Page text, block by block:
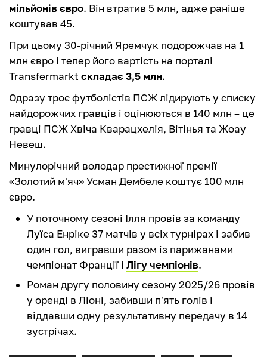
мільйонів євро. Він втратив 5 млн, адже раніше
коштував 45.
При цьому 30-річний Яремчук подорожчав на 1
млн євро і тепер його вартість на порталі
Transfermarkt складає 3,5 млн.
Одразу троє футболістів ПСЖ лідирують у списку
найдорожчих гравців і оцінюються в 140 млн – це
гравці ПСЖ Хвіча Кварацхелія, Вітінья та Жоау
Невеш.
Минулорічний володар престижної премії
«Золотий м'яч» Усман Дембеле коштує 100 млн
євро.
У поточному сезоні Ілля провів за команду
Луїса Енріке 37 матчів у всіх турнірах і забив
один гол, вигравши разом із парижанами
чемпіонат Франції і Лігу чемпіонів.
Роман другу половину сезону 2025/26 провів
у оренді в Ліоні, забивши п'ять голів і
віддавши одну результативну передачу в 14
зустрічах.